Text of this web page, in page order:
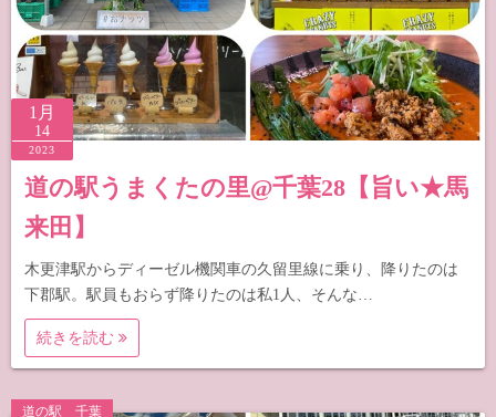
1月
14
2023
道の駅うまくたの里@千葉28【旨い★馬
来田】
木更津駅からディーゼル機関車の久留里線に乗り、降りたのは
下郡駅。駅員もおらず降りたのは私1人、そんな…
続きを読む
道の駅 千葉